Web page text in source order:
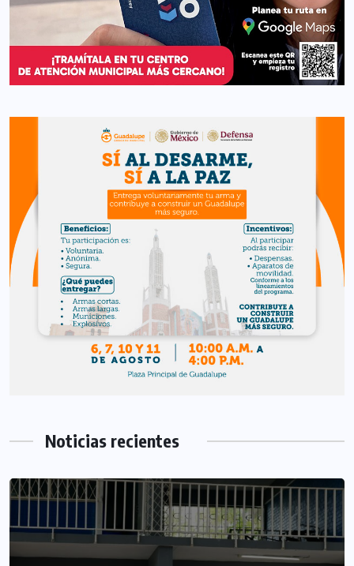
Noticias recientes